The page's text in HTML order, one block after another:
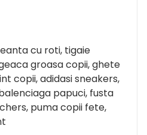
cu roti, tigaie
groasa copii, ghete
copii, adidasi sneakers,
papuci, fusta
puma copii fete,